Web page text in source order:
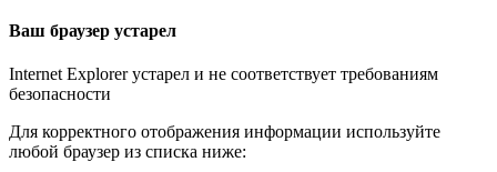
Ваш браузер устарел
Internet Explorer устарел и не соответствует требованиям
безопасности
Для корректного отображения информации используйте
любой браузер из списка ниже: